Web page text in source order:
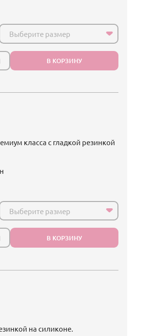
Выберите размер
В КОРЗИНУ
класса с гладкой резинкой
Выберите размер
В КОРЗИНУ
на силиконе.